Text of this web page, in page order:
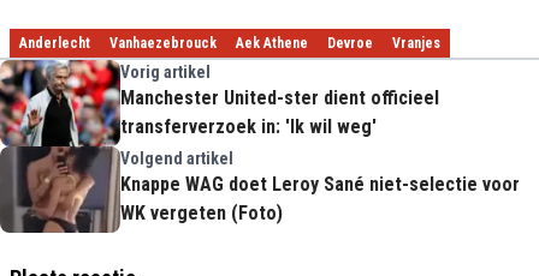
Anderlecht Vanhaezebrouck Aek Athene Devroe Vranjes
Vorig artikel
Manchester United-ster dient officieel
transferverzoek in: 'Ik wil weg'
Volgend artikel
Knappe WAG doet Leroy Sané niet-selectie voor
WK vergeten (Foto)